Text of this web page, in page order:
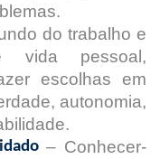
do trabalho e
vida pessoal,
escolhas em
autonomia,
– Conhecer-